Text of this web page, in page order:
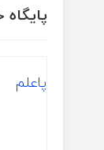
پاعلم